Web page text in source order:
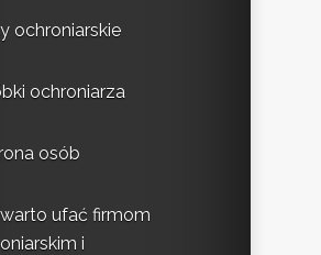
ochroniarskie
ochroniarza
osób
ufać firmom
i